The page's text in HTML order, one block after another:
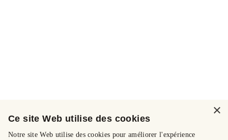
×
Ce site Web utilise des cookies
Notre site Web utilise des cookies pour améliorer l'expérience